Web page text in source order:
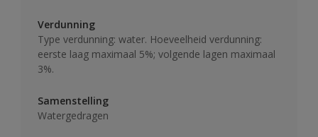
Verdunning
Type verdunning: water. Hoeveelheid verdunning:
eerste laag maximaal 5%; volgende lagen maximaal
3%.
Samenstelling
Watergedragen